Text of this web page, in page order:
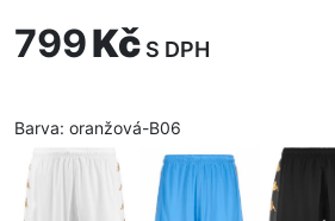
799Kč S DPH
Barva: oranžová-B06